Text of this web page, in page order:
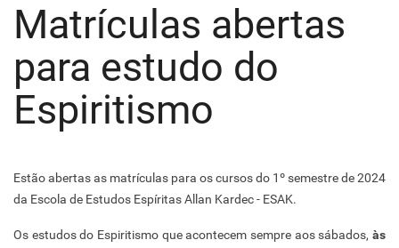
Matrículas abertas
para estudo do
Espiritismo
Estão abertas as matrículas para os cursos do 1º semestre de 2024
da Escola de Estudos Espíritas Allan Kardec - ESAK.
Os estudos do Espiritismo que acontecem sempre aos sábados, às